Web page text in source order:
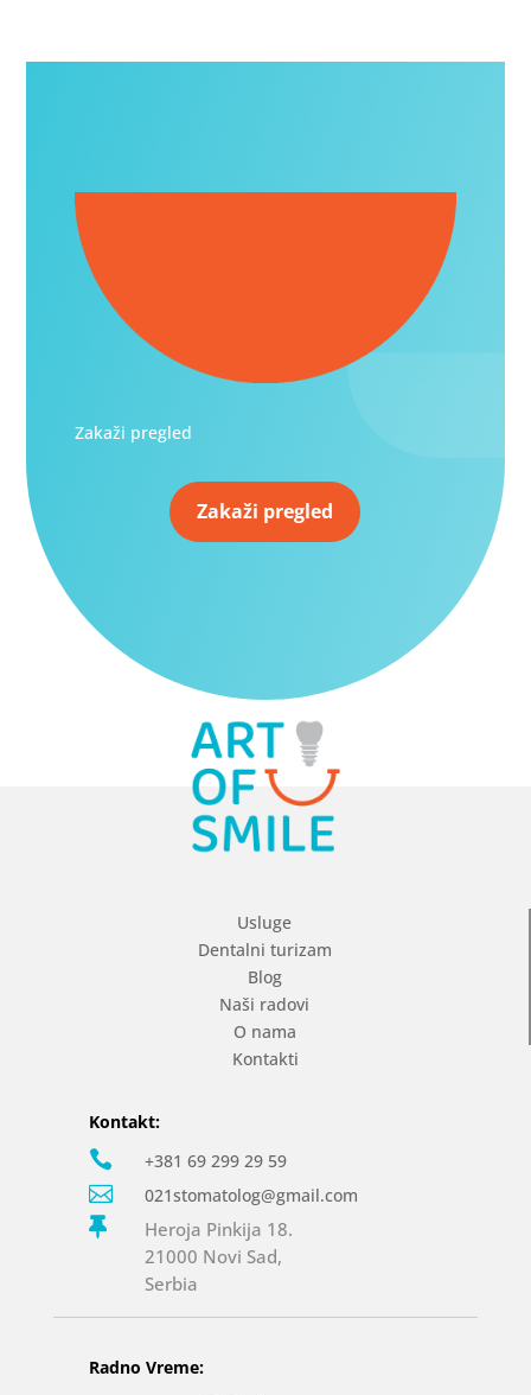
Zakaži pregled
Zakaži pregled
Usluge
Dentalni turizam
Blog
Naši radovi
O nama
Kontakti
Kontakt:
 +381 69 299 29 59
 021stomatolog@gmail.com

Heroja Pinkija 18.
21000 Novi Sad,
Serbia
Radno Vreme: